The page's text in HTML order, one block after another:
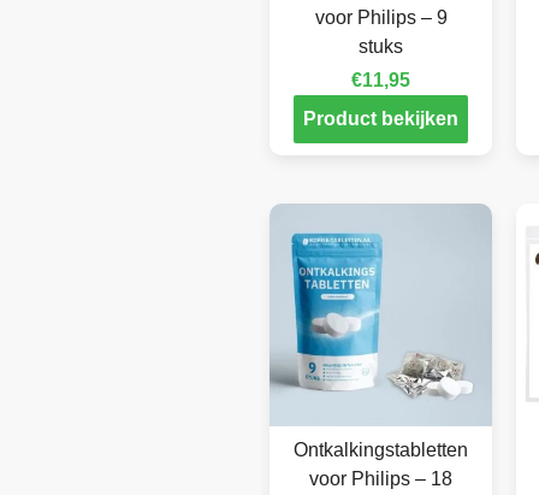
voor Philips – 9
stuks
€11,95
Product bekijken
Ontkalkingstabletten
voor Philips – 18